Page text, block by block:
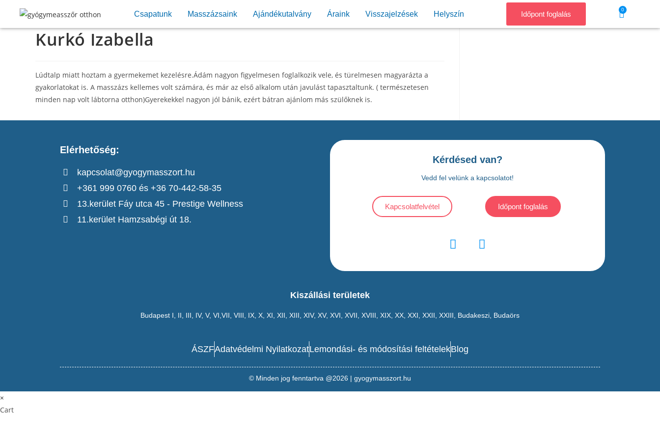
Csapatunk Masszázsaink Ajándékutalvány Áraink Visszajelzések Helyszín Időpont foglalás
0
Kurkó Izabella
Lúdtalp miatt hoztam a gyermekemet kezelésre.Ádám nagyon figyelmesen foglalkozik vele, és türelmesen magyarázta a
gyakorlatokat is. A masszázs kellemes volt számára, és már az első alkalom után javulást tapasztaltunk. ( természetesen
minden nap volt lábtorna otthon)Gyerekekkel nagyon jól bánik, ezért bátran ajánlom más szülőknek is.
Elérhetőség:
kapcsolat@gyogymasszort.hu
+361 999 0760 és +36 70-442-58-35
13.kerület Fáy utca 45 - Prestige Wellness
11.kerület Hamzsabégi út 18.
Kérdésed van?
Vedd fel velünk a kapcsolatot!
Kapcsolatfelvétel Időpont foglalás
Kiszállási területek
Budapest I II III IV, V, VI ,VII, VIII IX X XI XII XIII XIV, XV, XVI XVII XVIII XIX XX XXI XXII XXIII Budakeszi Budaörs
ÁSZFAdatvédelmi NyilatkozatLemondási- és módosítási feltételekBlog
© Minden jog fenntartva @2026 | gyogymasszort.hu
×
Cart